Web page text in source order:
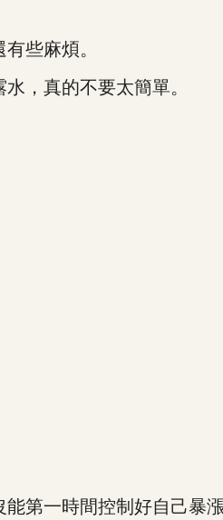
些麻煩。
，真的不要太簡單。
一時間控制好自己暴